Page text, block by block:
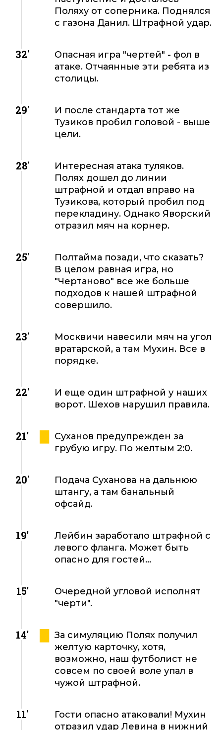
Поляху от соперника. Поднялся
с газона Данил. Штрафной удар.
32'
Опасная игра "чертей" - фол в
атаке. Отчаянные эти ребята из
столицы.
29'
И после стандарта тот же
Тузиков пробил головой - выше
цели.
28'
Интересная атака туляков.
Полях дошел до линии
штрафной и отдал вправо на
Тузикова, который пробил под
перекладину. Однако Яворский
отразил мяч на корнер.
25'
Полтайма позади, что сказать?
В целом равная игра, но
"Чертаново" все же больше
подходов к нашей штрафной
совершило.
23'
Москвичи навесили мяч на угол
вратарской, а там Мухин. Все в
порядке.
22'
И еще один штрафной у наших
ворот. Шехов нарушил правила.
21'
Суханов предупрежден за
грубую игру. По желтым 2:0.
20'
Подача Суханова на дальнюю
штангу, а там банальный
офсайд.
19'
Лейбин заработало штрафной с
левого фланга. Может быть
опасно для гостей...
15'
Очередной угловой исполнят
"черти".
14'
За симуляцию Полях получил
желтую карточку, хотя,
возможно, наш футболист не
совсем по своей воле упал в
чужой штрафной.
11'
Гости опасно атаковали! Мухин
отразил удар Левина в нижний